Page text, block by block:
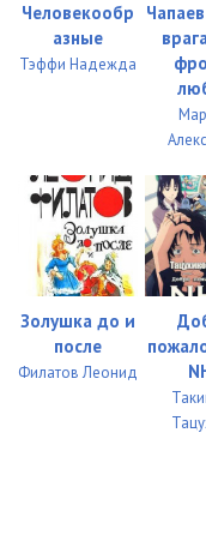
Человекообр
азные
Тэффи Надежда
Золушка до и
после
Филатов Леонид